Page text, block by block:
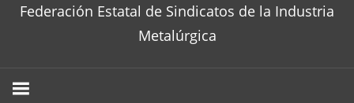
Federación Estatal de Sindicatos de la Industria
Metalúrgica